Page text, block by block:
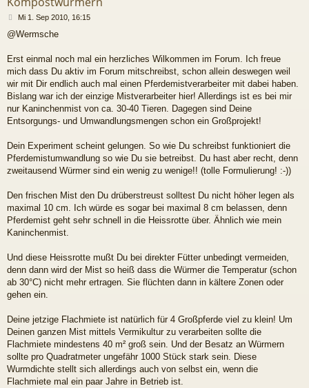
B
i
r
a
Mi 1. Sep 2010, 16:15
@Wermsche
Erst einmal noch mal ein herzliches Wilkommen im Forum. Ich freue
mich dass Du aktiv im Forum mitschreibst, schon allein deswegen weil
wir mit Dir endlich auch mal einen Pferdemistverarbeiter mit dabei haben.
Bislang war ich der einzige Mistverarbeiter hier! Allerdings ist es bei mir
nur Kaninchenmist von ca. 30-40 Tieren. Dagegen sind Deine
Entsorgungs- und Umwandlungsmengen schon ein Großprojekt!
Dein Experiment scheint gelungen. So wie Du schreibst funktioniert die
Pferdemistumwandlung so wie Du sie betreibst. Du hast aber recht, denn
zweitausend Würmer sind ein wenig zu wenige!! (tolle Formulierung! :-))
Den frischen Mist den Du drüberstreust solltest Du nicht höher legen als
maximal 10 cm. Ich würde es sogar bei maximal 8 cm belassen, denn
Pferdemist geht sehr schnell in die Heissrotte über. Ähnlich wie mein
Kaninchenmist.
Und diese Heissrotte mußt Du bei direkter Fütter unbedingt vermeiden,
denn dann wird der Mist so heiß dass die Würmer die Temperatur (schon
ab 30°C) nicht mehr ertragen. Sie flüchten dann in kältere Zonen oder
gehen ein.
Deine jetzige Flachmiete ist natürlich für 4 Großpferde viel zu klein! Um
Deinen ganzen Mist mittels Vermikultur zu verarbeiten sollte die
Flachmiete mindestens 40 m² groß sein. Und der Besatz an Würmern
sollte pro Quadratmeter ungefähr 1000 Stück stark sein. Diese
Wurmdichte stellt sich allerdings auch von selbst ein, wenn die
Flachmiete mal ein paar Jahre in Betrieb ist.